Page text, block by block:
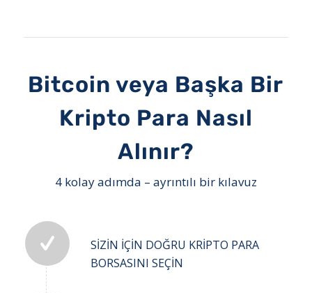
Bitcoin veya Başka Bir
Kripto Para Nasıl
Alınır?
4 kolay adımda – ayrıntılı bir kılavuz
SIZIN IÇIN DOĞRU KRIPTO PARA
BORSASINI SEÇIN